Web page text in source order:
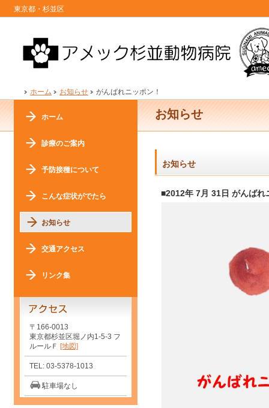
東京都・杉並区
ホーム お知らせ がんばれニッポン！
お知らせ
お知らせ
■2012年 7月 31日 がんばれ
ホーム
診療のご案内
予防接種について
こんな症状がでたら
お知らせ
交通アクセス
リンク集
〒166-0013
東京都杉並区堀ノ内1-5-3 フ
ルールＦ [地図]
TEL: 03-5378-1013
駐車場なし